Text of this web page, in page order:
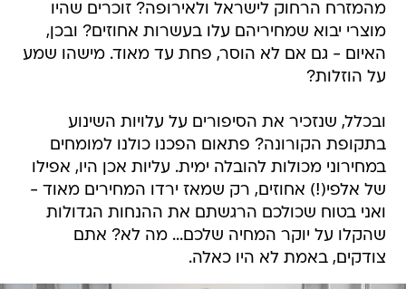
מהמזרח הרחוק לישראל ולאירופה? זוכרים שהיו
מוצרי יבוא שמחיריהם עלו בעשרות אחוזים? ובכן,
האיום - גם אם לא הוסר, פחת עד מאוד. מישהו שמע
על הוזלות?
ובכלל, שנזכיר את הסיפורים על עלויות השינוע
בתקופת הקורונה? פתאום הפכנו כולנו למומחים
במחירוני מכולות להובלה ימית. עליות אכן היו, אפילו
של אלפי(!) אחוזים, רק שמאז ירדו המחירים מאוד -
ואני בטוח שכולכם הרגשתם את ההנחות הגדולות
שהקלו על יוקר המחיה שלכם... מה לא? אתם
צודקים, באמת לא היו כאלה.